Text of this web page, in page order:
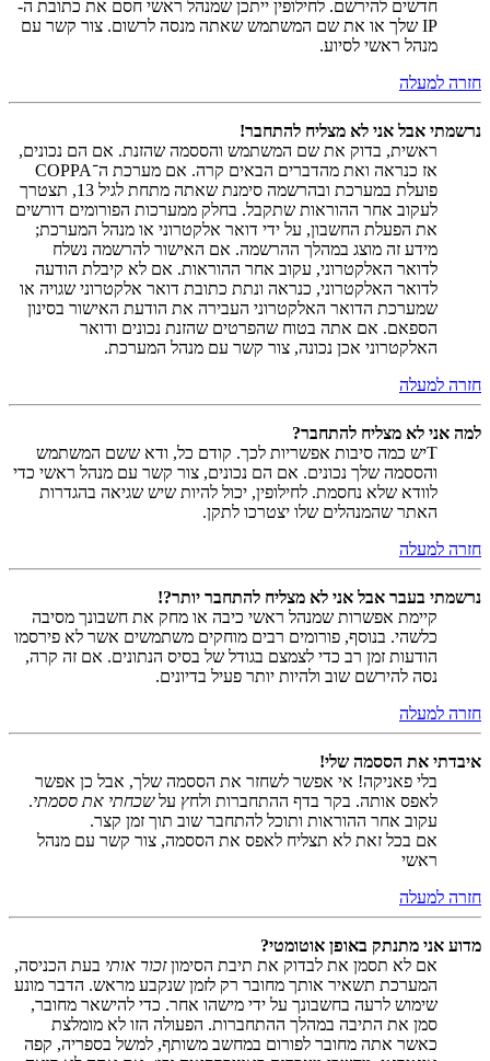
חדשים להירשם. לחילופין ייתכן שמנהל ראשי חסם את כתובת ה-
IP שלך או את שם המשתמש שאתה מנסה לרשום. צור קשר עם
מנהל ראשי לסיוע.
חזרה למעלה
נרשמתי אבל אני לא מצליח להתחבר!
ראשית, בדוק את שם המשתמש והססמה שהזנת. אם הם נכונים,
אז כנראה ואת מהדברים הבאים קרה. אם מערכת ה־COPPA
פועלת במערכת ובהרשמה סימנת שאתה מתחת לגיל 13, תצטרך
לעקוב אחר ההוראות שתקבל. בחלק ממערכות הפורומים דורשים
את הפעלת החשבון, על ידי דואר אלקטרוני או מנהל המערכת;
מידע זה מוצג במהלך ההרשמה. אם האישור להרשמה נשלח
לדואר האלקטרוני, עקוב אחר ההוראות. אם לא קיבלת הודעה
לדואר האלקטרוני, כנראה ונתת כתובת דואר אלקטרוני שגויה או
שמערכת הדואר האלקטרוני העבירה את הודעת האישור בסינון
הספאם. אם אתה בטוח שהפרטים שהזנת נכונים ודואר
האלקטרוני אכן נכונה, צור קשר עם מנהל המערכת.
חזרה למעלה
למה אני לא מצליח להתחבר?
Tיש כמה סיבות אפשריות לכך. קודם כל, ודא ששם המשתמש
והססמה שלך נכונים. אם הם נכונים, צור קשר עם מנהל ראשי כדי
לוודא שלא נחסמת. לחילופין, יכול להיות שיש שגיאה בהגדרות
האתר שהמנהלים שלו יצטרכו לתקן.
חזרה למעלה
נרשמתי בעבר אבל אני לא מצליח להתחבר יותר?!
קיימת אפשרות שמנהל ראשי כיבה או מחק את חשבונך מסיבה
כלשהי. בנוסף, פורומים רבים מוחקים משתמשים אשר לא פירסמו
הודעות זמן רב כדי לצמצם בגודל של בסיס הנתונים. אם זה קרה,
נסה להירשם שוב ולהיות יותר פעיל בדיונים.
חזרה למעלה
איבדתי את הססמה שלי!
בלי פאניקה! אי אפשר לשחזר את הססמה שלך, אבל כן אפשר
לאפס אותה. בקר בדף ההתחברות ולחץ עלשכחתי את ססמתי.
עקוב אחר ההוראות ותוכל להתחבר שוב תוך זמן קצר.
אם בכל זאת לא תצליח לאפס את הססמה, צור קשר עם מנהל
ראשי
חזרה למעלה
מדוע אני מתנתק באופן אוטומטי?
אם לא תסמן את לבדוק את תיבת הסימוןזכור אותי בעת הכניסה,
המערכת תשאיר אותך מחובר רק לזמן שנקבע מראש. הדבר מונע
שימוש לרעה בחשבונך על ידי מישהו אחר. כדי להישאר מחובר,
סמן את התיבה במהלך ההתחברות. הפעולה הזו לא מומלצת
כאשר אתה מחובר לפורום במחשב משותף, למשל בספריה, קפה